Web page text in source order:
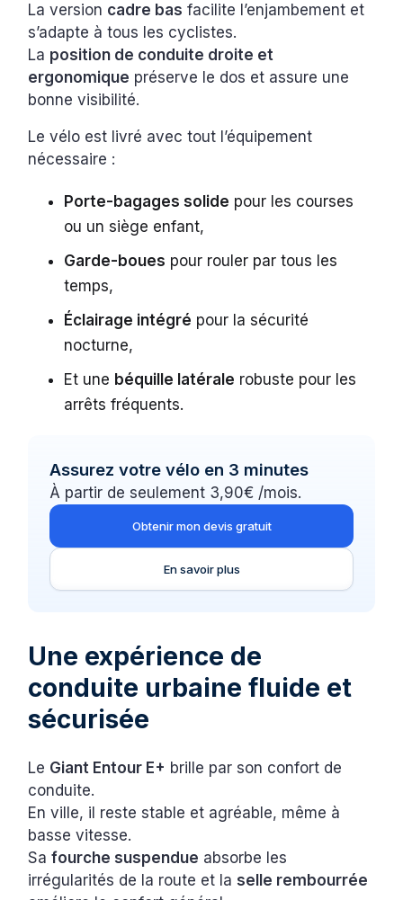
La version cadre bas facilite l’enjambement et
s’adapte à tous les cyclistes.
La position de conduite droite et
ergonomique préserve le dos et assure une
bonne visibilité.
Le vélo est livré avec tout l’équipement
nécessaire :
Porte-bagages solide pour les courses
ou un siège enfant,
Garde-boues pour rouler par tous les
temps,
Éclairage intégré pour la sécurité
nocturne,
Et une béquille latérale robuste pour les
arrêts fréquents.
Assurez votre vélo en 3 minutes
À partir de seulement 3,90€ /mois.
Obtenir mon devis gratuit
En savoir plus
Une expérience de
conduite urbaine fluide et
sécurisée
Le Giant Entour E+ brille par son confort de
conduite.
En ville, il reste stable et agréable, même à
basse vitesse.
Safourche suspendue absorbe les
irrégularités de la route et laselle rembourrée